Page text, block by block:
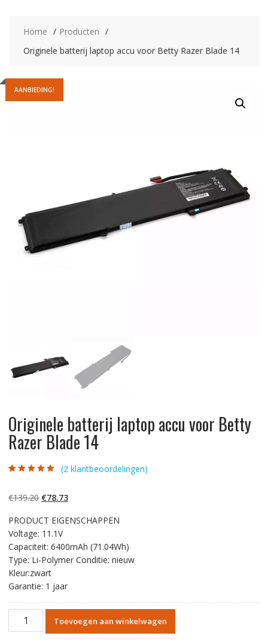
Home
Producten
Originele batterij laptop accu voor Betty Razer Blade 14
AANBIEDING!
Originele batterij laptop accu voor Betty
Razer Blade 14
klantbeoordelinge
(2klantbeoordelingen)
€139.20 Oorspronkelijke
was:
€139.20.
€78.73Huidige
is:
PRODUCT EIGENSCHAPPEN
Voltage: 11.1V
Capaciteit: 6400mAh (71.04Wh)
Type: Li-Polymer Conditie: nieuw
Kleur:zwart
Garantie: 1 jaar
Originele
batterij
Toevoegen aan winkelwagen